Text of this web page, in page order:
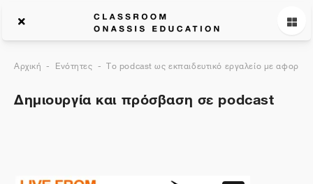
Αρχική Ενότητες Το podcast ως εκπαιδευτικό εργαλείο με
Δημιουργία και πρόσβαση σε podcast